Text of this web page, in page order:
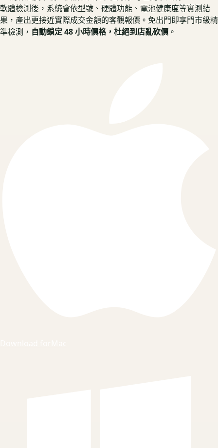
軟體檢測後，系統會依型號、硬體功能、電池健康度等實測結
果，產出更接近實際成交金額的客觀報價。 免出門即享門市級精
準檢測， 自動鎖定 48 小時價格，杜絕到店亂砍價 。